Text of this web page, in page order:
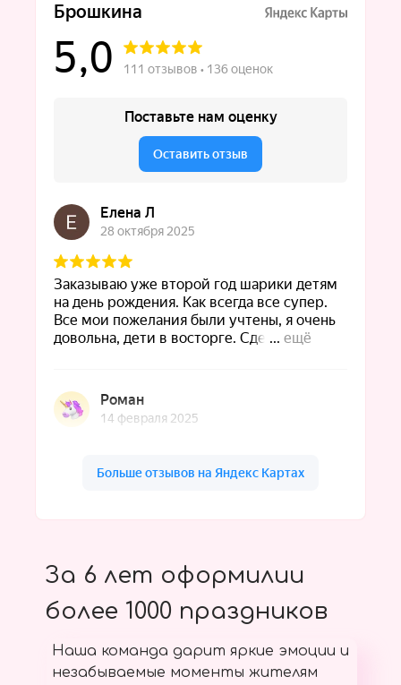
За 6 лет оформилии
более 1000 праздников
Наша команда дарит яркие эмоции и
незабываемые моменты жителям